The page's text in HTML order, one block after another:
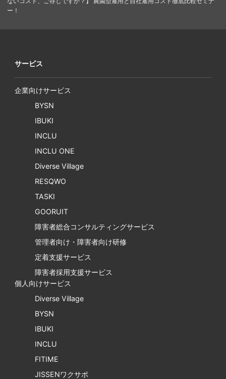
ー！
サービス
企業向けサービス
BYSN
IBUKI
INCLU
INCLU ONE
Diverse Village
RESQWO
TASKI
GOORUIT
障害者総合コンサルティングサービス
管理者向け・障害者向け研修
定着支援サービス
障害者採用支援サービス
個人向けサービス
Diverse Village
BYSN
IBUKI
INCLU
FITIME
JISSENワクサポ